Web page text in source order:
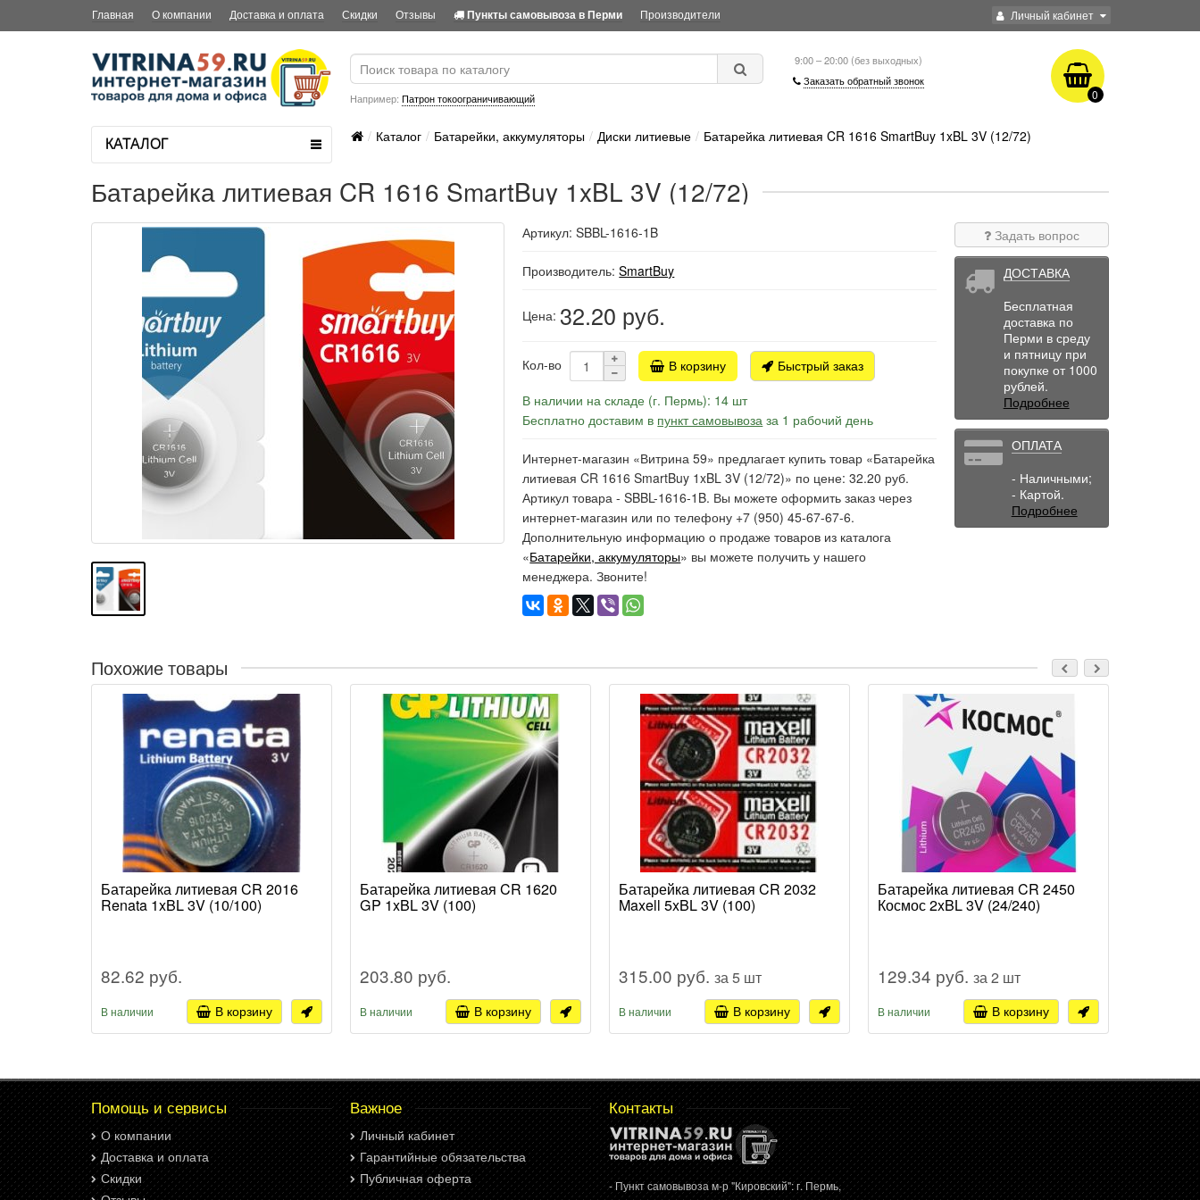
Личный кабинет
Главная О компании Доставка и оплата Скидки Отзывы Пункты самовывоза в Перми Производители
Например: Патрон токоограничивающий
9:00 – 20:00 (без выходных)
Заказать обратный звонок
0
КАТАЛОГ Каталог Батарейки, аккумуляторы Диски литиевые Батарейка литиевая CR 1616 SmartBuy 1xBL 3V (12/72)
Батарейка литиевая CR 1616 SmartBuy 1xBL 3V (12/72)
Артикул: SBBL-1616-1B
Производитель:SmartBuy
Цена: 32.20 руб.
Кол-во В корзину
Быстрый заказ
В наличии на складе (г. Пермь): 14 шт
Бесплатно доставим в пункт самовывоза за 1 рабочий день
Интернет-магазин «Витрина 59» предлагает купить товар «Батарейка
литиевая CR 1616 SmartBuy 1xBL 3V (12/72)» по цене: 32.20 руб.
Артикул товара - SBBL-1616-1B. Вы можете оформить заказ через
интернет-магазин или по телефону +7 (950) 45-67-67-6.
Дополнительную информацию о продаже товаров из каталога
«Батарейки, аккумуляторы» вы можете получить у нашего
менеджера. Звоните!
Задать вопрос
ДОСТАВКА
Бесплатная
доставка по
Перми в среду
и пятницу при
покупке от 1000
рублей.
Подробнее
ОПЛАТА
- Наличными;
- Картой.
Подробнее
Похожие товары
Батарейка литиевая CR 2016
Renata 1xBL 3V (10/100)
82.62 руб.
В наличии В корзину
Батарейка литиевая CR 1620
GP 1xBL 3V (100)
203.80 руб.
В наличии В корзину
Батарейка литиевая CR 2032
Maxell 5xBL 3V (100)
315.00 руб. за 5 шт
В наличии В корзину
Батарейка литиевая CR 2450
Космос 2xBL 3V (24/240)
129.34 руб. за 2 шт
В наличии В корзину
Помощь и сервисы
О компании
Доставка и оплата
Скидки
Важное
Личный кабинет
Гарантийные обязательства
Публичная оферта
Контакты
- Пункт самовывоза м-р "Кировский": г. Пермь,